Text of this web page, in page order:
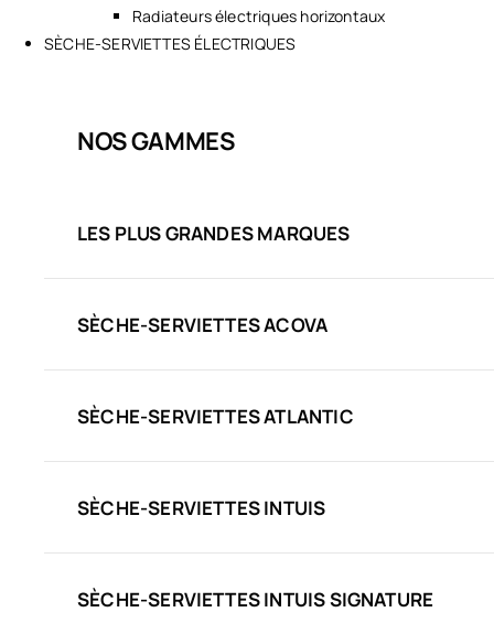
Radiateurs électriques horizontaux
SÈCHE-SERVIETTES ÉLECTRIQUES
NOS GAMMES
LES PLUS GRANDES MARQUES
SÈCHE-SERVIETTES ACOVA
SÈCHE-SERVIETTES ATLANTIC
SÈCHE-SERVIETTES INTUIS
SÈCHE-SERVIETTES INTUIS SIGNATURE